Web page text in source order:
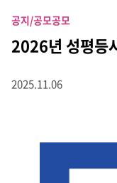
공지/공모공모
2026년 성평등
2025.11.06